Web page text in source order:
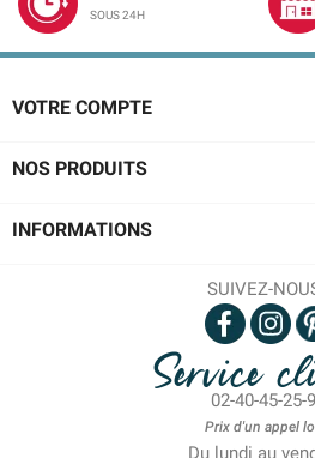
SOUS 24H
VOTRE COMPTE
NOS PRODUITS
INFORMATIONS
SUIVEZ-
Service
02-40-45-25-
Prix d'un appel
Du lundi au